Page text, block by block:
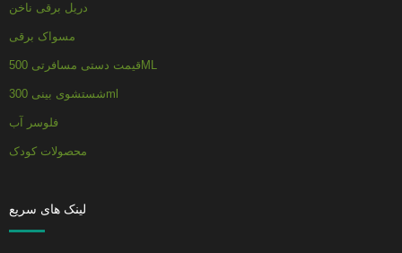
دریل برقی ناخن
مسواک برقی
قیمت دستی مسافرتی 500ML
شستشوی بینی 300ml
فلوسر آب
محصولات کودک
لینک های سریع